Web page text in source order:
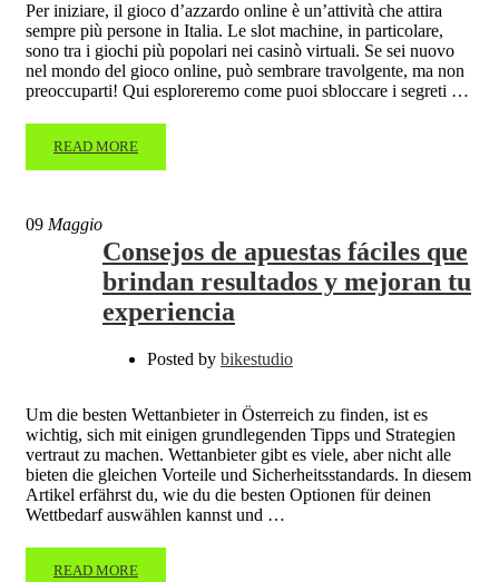
Per iniziare, il gioco d’azzardo online è un’attività che attira
sempre più persone in Italia. Le slot machine, in particolare,
sono tra i giochi più popolari nei casinò virtuali. Se sei nuovo
nel mondo del gioco online, può sembrare travolgente, ma non
preoccuparti! Qui esploreremo come puoi sbloccare i segreti …
READ MORE
09 Maggio
Consejos de apuestas fáciles que
brindan resultados y mejoran tu
experiencia
Posted by bikestudio
Um die besten Wettanbieter in Österreich zu finden, ist es
wichtig, sich mit einigen grundlegenden Tipps und Strategien
vertraut zu machen. Wettanbieter gibt es viele, aber nicht alle
bieten die gleichen Vorteile und Sicherheitsstandards. In diesem
Artikel erfährst du, wie du die besten Optionen für deinen
Wettbedarf auswählen kannst und …
READ MORE